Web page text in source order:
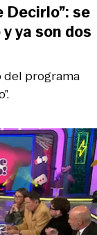
del programa
Decirlo”: se
ya son dos